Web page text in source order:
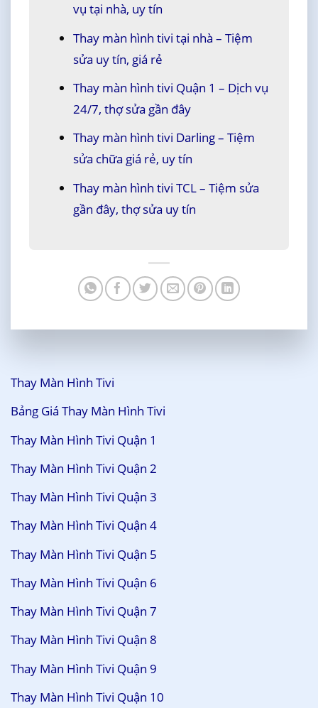
vụ tại nhà, uy tín
Thay màn hình tivi tại nhà – Tiệm
sửa uy tín, giá rẻ
Thay màn hình tivi Quận 1 – Dịch vụ
24/7, thợ sửa gần đây
Thay màn hình tivi Darling – Tiệm
sửa chữa giá rẻ, uy tín
Thay màn hình tivi TCL – Tiệm sửa
gần đây, thợ sửa uy tín
Thay Màn Hình Tivi
Bảng Giá Thay Màn Hình Tivi
Thay Màn Hình Tivi Quận 1
Thay Màn Hình Tivi Quận 2
Thay Màn Hình Tivi Quận 3
Thay Màn Hình Tivi Quận 4
Thay Màn Hình Tivi Quận 5
Thay Màn Hình Tivi Quận 6
Thay Màn Hình Tivi Quận 7
Thay Màn Hình Tivi Quận 8
Thay Màn Hình Tivi Quận 9
Thay Màn Hình Tivi Quận 10